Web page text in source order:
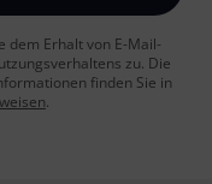
dem Erhalt von E-Mail-
zu. Die
finden Sie in
.